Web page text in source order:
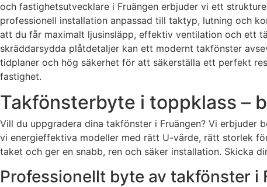
och fastighetsutvecklare i Fruängen erbjuder vi ett
professionell installation anpassad till taktyp, lutning och
att du får maximalt ljusinsläpp, effektiv ventilation och ett
skräddarsydda plåtdetaljer kan ett modernt takfönster
tidplaner och hög säkerhet för att säkerställa ett perfekt
fastighet.
Takfönsterbyte i toppklass –
Vill du uppgradera dina takfönster i Fruängen? Vi erbjuder
vi energieffektiva modeller med rätt U-värde, rätt storlek
taket och ger en snabb, ren och säker installation. Skicka
Professionellt byte av takfönster i